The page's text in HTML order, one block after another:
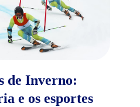
de Inverno:
e os esportes